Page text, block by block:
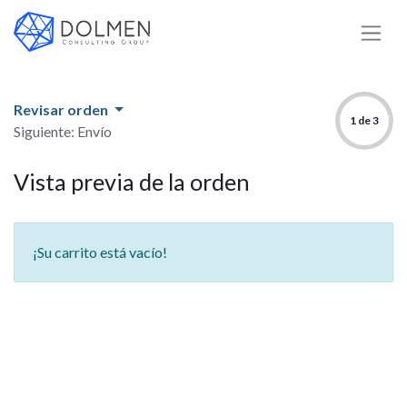
Revisar orden
Siguiente: Envío
1 de 3
Vista previa de la orden
¡Su carrito está vacío!